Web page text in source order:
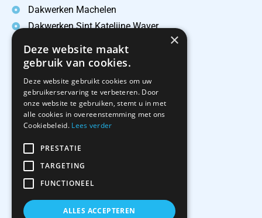
Dakwerken Machelen
Dakwerken Sint Katelijne Waver
Dakwerken Leest
Dakwerken Hombeek
CONTACTEER ONS
Dakwerken David & Zoon
Larestraat 23
1980 Zemst
0479 25 46 94
info@dakwerkendavid.be
BTW BE 0643 697 938
×
Deze website maakt
gebruik van cookies.
Deze website gebruikt cookies om uw
gebruikerservaring te verbeteren. Door
onze website te gebruiken, stemt u in met
alle cookies in overeenstemming met ons
Cookiebeleid. Lees verder
PRESTATIE
TARGETING
FUNCTIONEEL
ALLES ACCEPTEREN